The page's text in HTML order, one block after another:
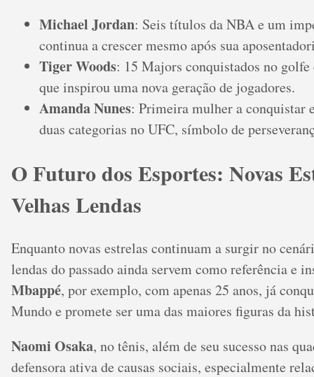
Michael Jordan: Seis títulos da NBA e um
continua a crescer mesmo após sua
Tiger Woods: 15 Majors conquistados no
que inspirou uma nova geração de jogadores.
Amanda Nunes: Primeira mulher a conquistar
duas categorias no UFC, símbolo de
O Futuro dos Esportes: Novas
Velhas Lendas
Enquanto novas estrelas continuam a surgir no
lendas do passado ainda servem como referência e
Mbappé, por exemplo, com apenas 25 anos, já
Mundo e promete ser uma das maiores figuras da
Naomi Osaka, no tênis, além de seu sucesso nas
defensora ativa de causas sociais, especialmente